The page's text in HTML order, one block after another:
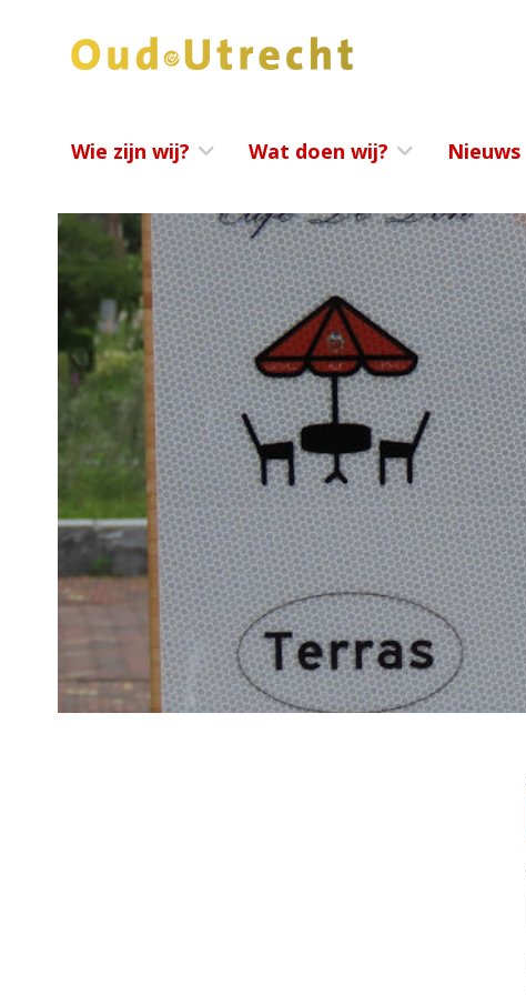
Wie zijn wij? Wat doen wij? Nieuws